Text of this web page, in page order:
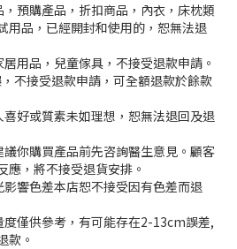
預購產品，折扣商品，內衣，床枕類
用品，已經開封和使用的，恕無法退
用品，兒童傢具，不接受退款申請。
不接受退款申請，可全額退款於餘款
好或質素未如理想，恕無法退回及退
你購買產品前先咨詢醫生意見。顧客
應，將不接受退貨安排。
響色差本店恕不接受因有色差而退
僅供參考，有可能存在2-13cm誤差,
款。